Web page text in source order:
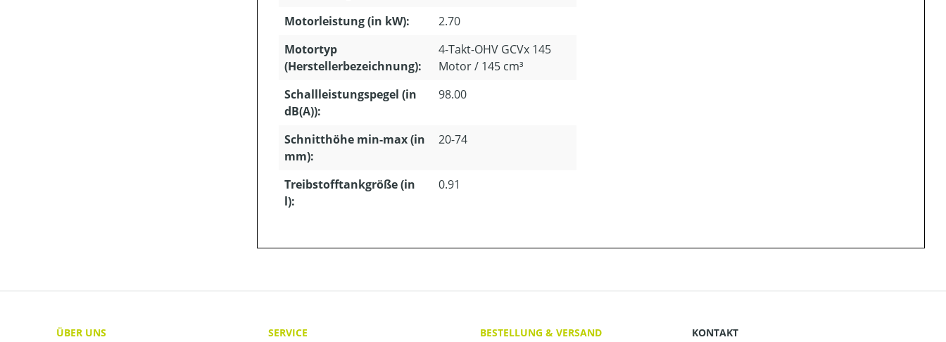
Motorleistung (in kW):
2.70
Motortyp
(Herstellerbezeichnung):
4-Takt-OHV GCVx 145
Motor / 145 cm³
Schallleistungspegel (in
dB(A)):
98.00
Schnitthöhe min-max (in
mm):
20-74
Treibstofftankgröße (in
l):
0.91
ÜBER UNS
SERVICE
BESTELLUNG & VERSAND
KONTAKT